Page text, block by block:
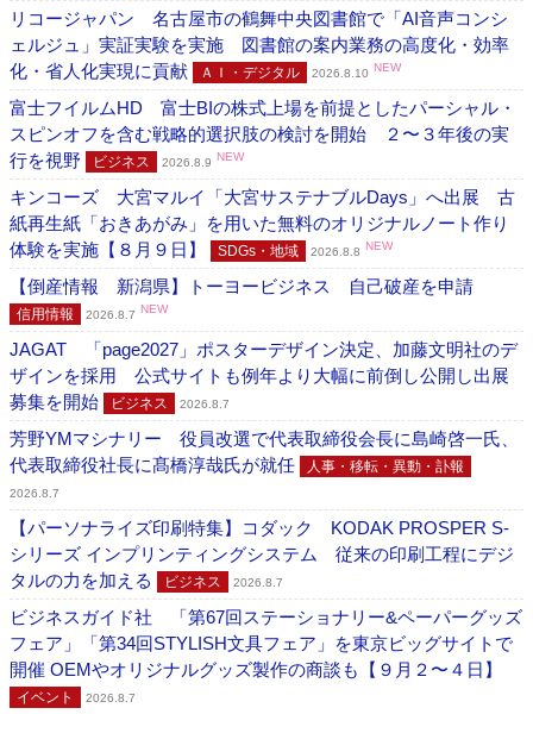
リコージャパン 名古屋市の鶴舞中央図書館で「AI音声コンシ
ェルジュ」実証実験を実施 図書館の案内業務の高度化・効率
化・省人化実現に貢献
ＡＩ・デジタル 2026.8.10 NEW
富士フイルムHD 富士BIの株式上場を前提としたパーシャル・
スピンオフを含む戦略的選択肢の検討を開始 ２〜３年後の実
行を視野
ビジネス 2026.8.9 NEW
キンコーズ 大宮マルイ「大宮サステナブルDays」へ出展 古
紙再生紙「おきあがみ」を用いた無料のオリジナルノート作り
体験を実施【８月９日】
SDGs・地域 2026.8.8 NEW
【倒産情報 新潟県】トーヨービジネス 自己破産を申請
信用情報 2026.8.7 NEW
JAGAT 「page2027」ポスターデザイン決定、加藤文明社のデ
ザインを採用 公式サイトも例年より大幅に前倒し公開し出展
募集を開始
ビジネス 2026.8.7
芳野YMマシナリー 役員改選で代表取締役会長に島崎啓一氏、
代表取締役社長に髙橋淳哉氏が就任
人事・移転・異動・訃報
2026.8.7
【パーソナライズ印刷特集】コダック KODAK PROSPER S-
シリーズ インプリンティングシステム 従来の印刷工程にデジ
タルの力を加える
ビジネス 2026.8.7
ビジネスガイド社 「第67回ステーショナリー&ペーパーグッズ
フェア」「第34回STYLISH文具フェア」を東京ビッグサイトで
開催 OEMやオリジナルグッズ製作の商談も【９月２〜４日】
イベント 2026.8.7